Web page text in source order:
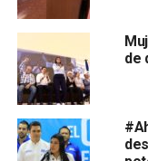
militancia potosina.
de